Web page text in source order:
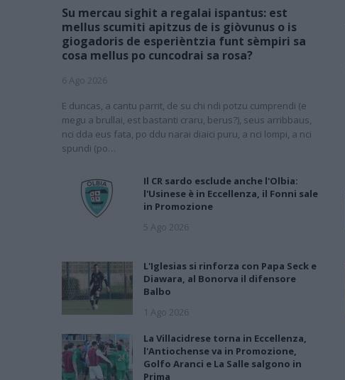
Su mercau sighit a regalai ispantus: est
mellus scumiti apitzus de is giòvunus o is
giogadoris de esperièntzia funt sèmpiri sa
cosa mellus po cuncodrai sa rosa?
6 Ago 2026
E duncas, a cantu parrit, de su chi ndi potzu cumprendi (e
megu a brullai, est bastanti craru, berus?), seus arribbaus,
nci dda eus fata, po ddu narai diaici puru, a nci lompi, a nci
spundi (po…
Il CR sardo esclude anche l'Olbia:
l'Usinese è in Eccellenza, il Fonni sale
in Promozione
5 Ago 2026
L'Iglesias si rinforza con Papa Seck e
Diawara, al Bonorva il difensore
Balbo
1 Ago 2026
La Villacidrese torna in Eccellenza,
l'Antiochense va in Promozione,
Golfo Aranci e La Salle salgono in
Prima